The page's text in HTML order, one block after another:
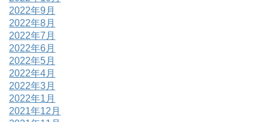
2022年9月
2022年8月
2022年7月
2022年6月
2022年5月
2022年4月
2022年3月
2022年1月
2021年12月